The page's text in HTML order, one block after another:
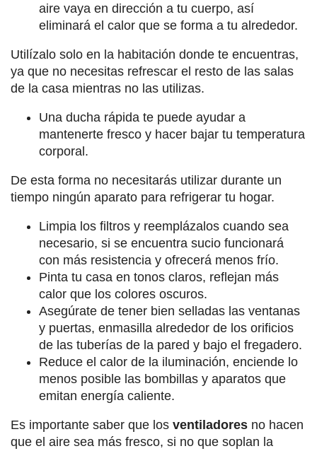
aire vaya en dirección a tu cuerpo, así
eliminará el calor que se forma a tu alrededor.
Utilízalo solo en la habitación donde te encuentras,
ya que no necesitas refrescar el resto de las salas
de la casa mientras no las utilizas.
Una ducha rápida te puede ayudar a
mantenerte fresco y hacer bajar tu temperatura
corporal.
De esta forma no necesitarás utilizar durante un
tiempo ningún aparato para refrigerar tu hogar.
Limpia los filtros y reemplázalos cuando sea
necesario, si se encuentra sucio funcionará
con más resistencia y ofrecerá menos frío.
Pinta tu casa en tonos claros, reflejan más
calor que los colores oscuros.
Asegúrate de tener bien selladas las ventanas
y puertas, enmasilla alrededor de los orificios
de las tuberías de la pared y bajo el fregadero.
Reduce el calor de la iluminación, enciende lo
menos posible las bombillas y aparatos que
emitan energía caliente.
Es importante saber que los ventiladores no hacen
que el aire sea más fresco, si no que soplan la